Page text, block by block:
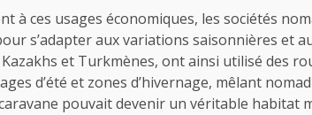
à ces usages économiques, les sociétés
s’adapter aux variations saisonnières et
et Turkmènes, ont ainsi utilisé des
d’été et zones d’hivernage, mêlant
pouvait devenir un véritable habitat